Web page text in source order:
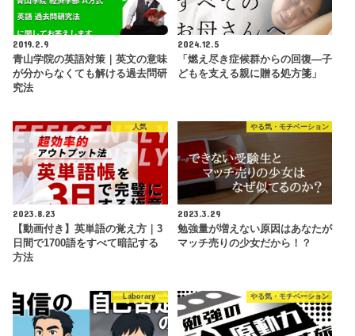
2019.2.9
青山学院の英語対策｜英文の意味
が分からなくても解ける過去問研
究法
2024.12.5
「燃え尽き症候群からの回復—子
どもを支える親に贈る処方箋」
人気
2023.8.23
【動画付き】英単語の覚え方｜3
日間で1700語をすべて暗記する
方法
やる気・モチベーション
2023.3.29
勉強量が増えない原因はあなたが
マッチ売りの少女だから！？
Laborary やる気・モチベーション